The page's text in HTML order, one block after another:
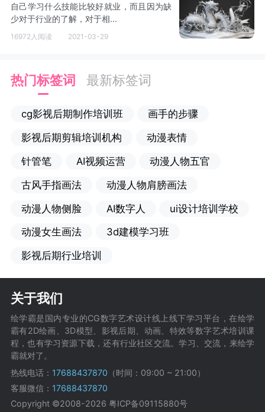
自己学习什么技能比较好就业，而且因为缺
少对于行业的了解，对于相...
16972人阅读 2021-03-29
热门标签词 最新标签词
cg影视后期制作培训班
画手的步骤
影视后期剪辑培训机构
动漫表情
针管笔
AI视频运营
动漫人物五官
古风手指画法
动漫人物肩膀画法
动漫人物侧脸
AI数字人
ui设计培训学校
动漫女生画法
3d建模学习班
影视后期行业培训
关于我们
绘学霸是国内专业的CG数字艺术设计线上线下学习平台，在绘学
霸有2D绘画、3D模型、影视后期、动画、特效等数字艺术培训课
程，也有学习资源下载，还有行业社区交流。学习、交流，来绘学
霸就对了。
热线电话： 17688437870 （时间：09:00 ~ 21:00）
客服微信： 17688437870
Copyright ©2008-2026 粤ICP备09115880号